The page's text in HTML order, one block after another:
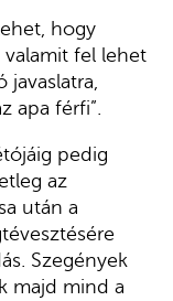
hogy
valamit fel lehet
apa férfi”.
pedig
az
után a
Szegények
majd mind a